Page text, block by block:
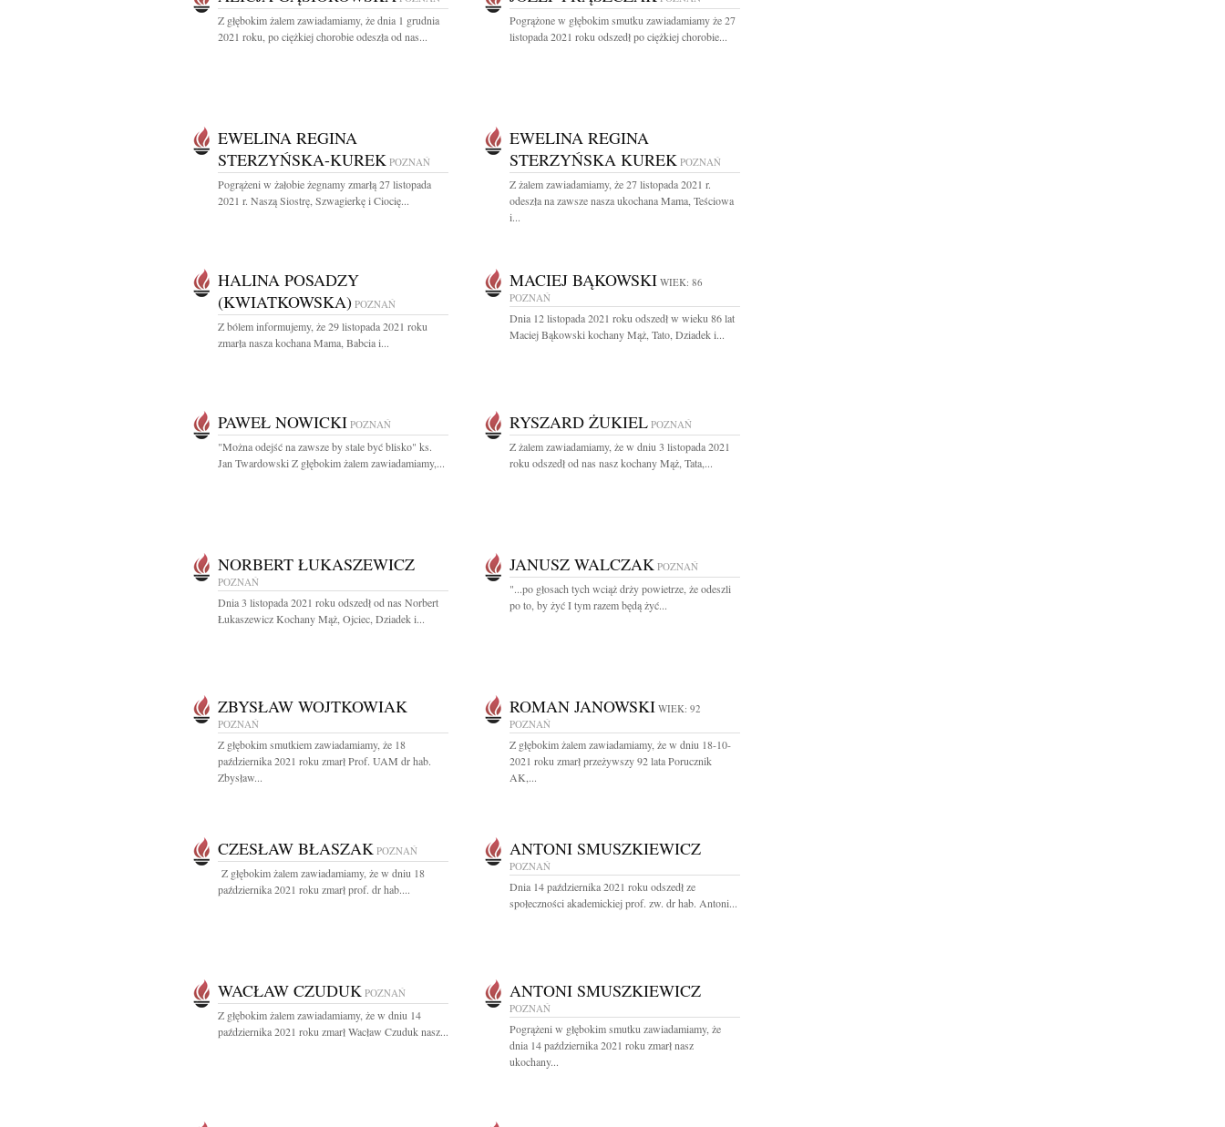
Z głębokim żalem zawiadamiamy, że dnia 1 grudnia
2021 roku, po ciężkiej chorobie odeszła od nas...
Pogrążone w głębokim smutku zawiadamiamy że 27
listopada 2021 roku odszedł po ciężkiej chorobie...
EWELINA REGINA
STERZYŃSKA-KUREK POZNAŃ
Pogrążeni w żałobie żegnamy zmarłą 27 listopada
2021 r. Naszą Siostrę, Szwagierkę i Ciocię...
EWELINA REGINA
STERZYŃSKA KUREK POZNAŃ
Z żalem zawiadamiamy, że 27 listopada 2021 r.
odeszła na zawsze nasza ukochana Mama, Teściowa
i...
HALINA POSADZY
(KWIATKOWSKA) POZNAŃ
Z bólem informujemy, że 29 listopada 2021 roku
zmarła nasza kochana Mama, Babcia i...
MACIEJ BĄKOWSKI WIEK: 86
POZNAŃ
Dnia 12 listopada 2021 roku odszedł w wieku 86 lat
Maciej Bąkowski kochany Mąż, Tato, Dziadek i...
PAWEŁ NOWICKI POZNAŃ
"Można odejść na zawsze by stale być blisko" ks.
Jan Twardowski Z głębokim żalem zawiadamiamy,...
RYSZARD ŻUKIEL POZNAŃ
Z żalem zawiadamiamy, że w dniu 3 listopada 2021
roku odszedł od nas nasz kochany Mąż, Tata,...
NORBERT ŁUKASZEWICZ
POZNAŃ
Dnia 3 listopada 2021 roku odszedł od nas Norbert
Łukaszewicz Kochany Mąż, Ojciec, Dziadek i...
JANUSZ WALCZAK POZNAŃ
"...po głosach tych wciąż drży powietrze, że odeszli
po to, by żyć I tym razem będą żyć...
ZBYSŁAW WOJTKOWIAK
POZNAŃ
Z głębokim smutkiem zawiadamiamy, że 18
października 2021 roku zmarł Prof. UAM dr hab.
Zbysław...
ROMAN JANOWSKI WIEK: 92
POZNAŃ
Z głębokim żalem zawiadamiamy, że w dniu 18-10-
2021 roku zmarł przeżywszy 92 lata Porucznik
AK,...
CZESŁAW BŁASZAK POZNAŃ
Z głębokim żalem zawiadamiamy, że w dniu 18
października 2021 roku zmarł prof. dr hab....
ANTONI SMUSZKIEWICZ
POZNAŃ
Dnia 14 października 2021 roku odszedł ze
społeczności akademickiej prof. zw. dr hab. Antoni...
WACŁAW CZUDUK POZNAŃ
Z głębokim żalem zawiadamiamy, że w dniu 14
października 2021 roku zmarł Wacław Czuduk nasz...
ANTONI SMUSZKIEWICZ
POZNAŃ
Pogrążeni w głębokim smutku zawiadamiamy, że
dnia 14 października 2021 roku zmarł nasz
ukochany...